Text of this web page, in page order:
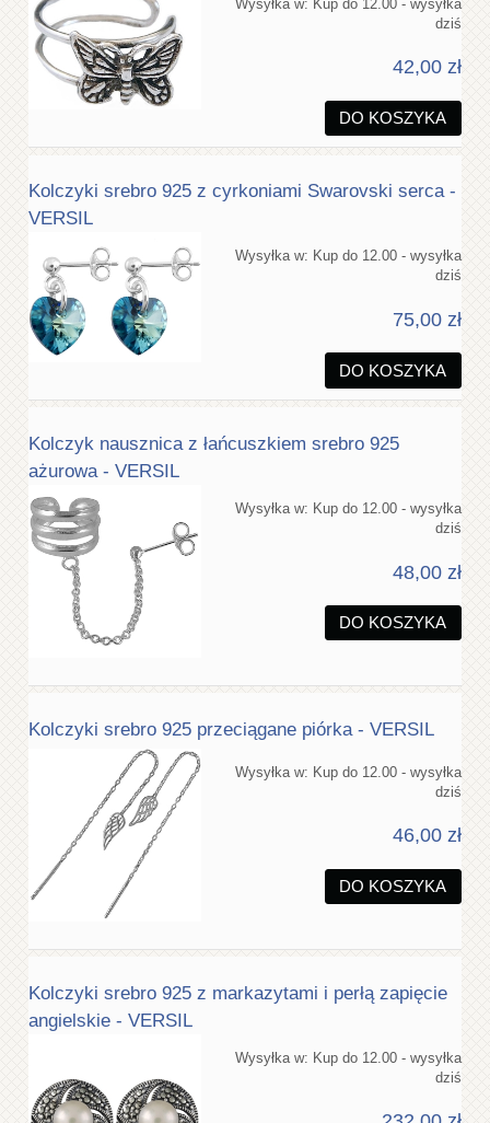
Wysyłka w: Kup do 12.00 - wysyłka
dziś
42,00 zł
DO KOSZYKA
Kolczyki srebro 925 z cyrkoniami Swarovski serca -
VERSIL
Wysyłka w: Kup do 12.00 - wysyłka
dziś
75,00 zł
DO KOSZYKA
Kolczyk nausznica z łańcuszkiem srebro 925
ażurowa - VERSIL
Wysyłka w: Kup do 12.00 - wysyłka
dziś
48,00 zł
DO KOSZYKA
Kolczyki srebro 925 przeciągane piórka - VERSIL
Wysyłka w: Kup do 12.00 - wysyłka
dziś
46,00 zł
DO KOSZYKA
Kolczyki srebro 925 z markazytami i perłą zapięcie
angielskie - VERSIL
Wysyłka w: Kup do 12.00 - wysyłka
dziś